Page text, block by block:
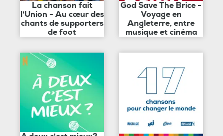
La chanson fait
l'Union - Au cœur des
chants de supporters
de foot
God Save The Brice -
Voyage en
Angleterre, entre
musique et cinéma